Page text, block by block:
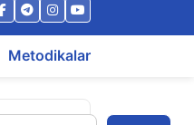
Metodikalar